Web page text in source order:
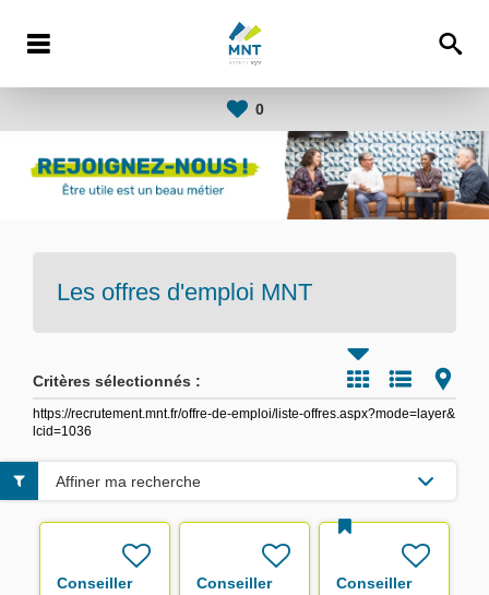
0
Les offres d'emploi MNT
Critères sélectionnés :
https://recrutement.mnt.fr/offre-de-emploi/liste-offres.aspx?mode=layer&
lcid=1036
Conseiller
Conseiller
Conseiller
Affiner ma recherche